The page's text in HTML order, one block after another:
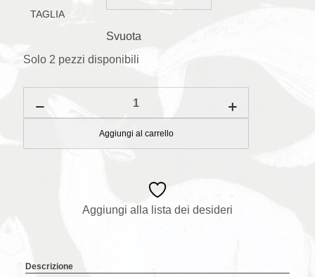
TAGLIA
Svuota
Solo 2 pezzi disponibili
Mini
Market
cestino
Aggiungi al carrello
Aggiungi alla lista dei desideri
Descrizione